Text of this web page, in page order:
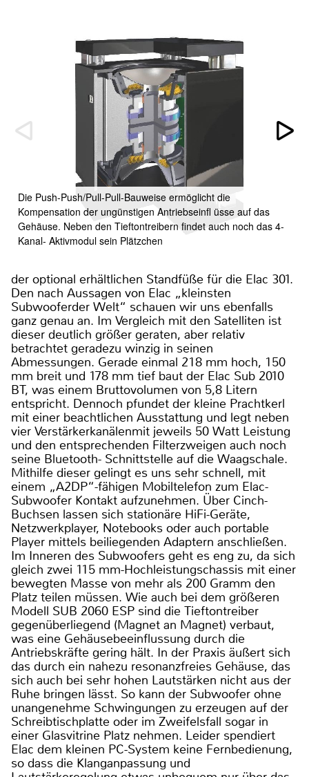
Die Push-Push/Pull-Pull-Bauweise ermöglicht die
Kompensation der ungünstigen Antriebseinfl üsse auf das
Gehäuse. Neben den Tieftontreibern findet auch noch das 4-
Kanal- Aktivmodul sein Plätzchen
der optional erhältlichen Standfüße für die Elac 301.
Den nach Aussagen von Elac „kleinsten
Subwooferder Welt“ schauen wir uns ebenfalls
ganz genau an. Im Vergleich mit den Satelliten ist
dieser deutlich größer geraten, aber relativ
betrachtet geradezu winzig in seinen
Abmessungen. Gerade einmal 218 mm hoch, 150
mm breit und 178 mm tief baut der Elac Sub 2010
BT, was einem Bruttovolumen von 5,8 Litern
entspricht. Dennoch pfundet der kleine Prachtkerl
mit einer beachtlichen Ausstattung und legt neben
vier Verstärkerkanälenmit jeweils 50 Watt Leistung
und den entsprechenden Filterzweigen auch noch
seine Bluetooth- Schnittstelle auf die Waagschale.
Mithilfe dieser gelingt es uns sehr schnell, mit
einem „A2DP“-fähigen Mobiltelefon zum Elac-
Subwoofer Kontakt aufzunehmen. Über Cinch-
Buchsen lassen sich stationäre HiFi-Geräte,
Netzwerkplayer, Notebooks oder auch portable
Player mittels beiliegenden Adaptern anschließen.
Im Inneren des Subwoofers geht es eng zu, da sich
gleich zwei 115 mm-Hochleistungschassis mit einer
bewegten Masse von mehr als 200 Gramm den
Platz teilen müssen. Wie auch bei dem größeren
Modell SUB 2060 ESP sind die Tieftontreiber
gegenüberliegend (Magnet an Magnet) verbaut,
was eine Gehäusebeeinflussung durch die
Antriebskräfte gering hält. In der Praxis äußert sich
das durch ein nahezu resonanzfreies Gehäuse, das
sich auch bei sehr hohen Lautstärken nicht aus der
Ruhe bringen lässt. So kann der Subwoofer ohne
unangenehme Schwingungen zu erzeugen auf der
Schreibtischplatte oder im Zweifelsfall sogar in
einer Glasvitrine Platz nehmen. Leider spendiert
Elac dem kleinen PC-System keine Fernbedienung,
so dass die Klanganpassung und